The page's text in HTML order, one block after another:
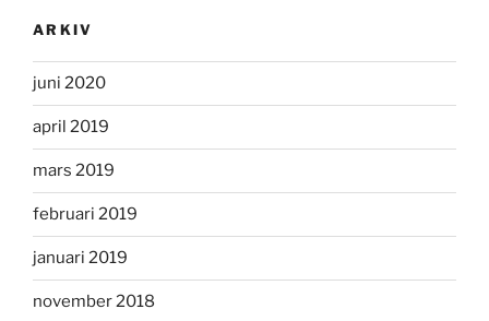
ARKIV
juni 2020
april 2019
mars 2019
februari 2019
januari 2019
november 2018